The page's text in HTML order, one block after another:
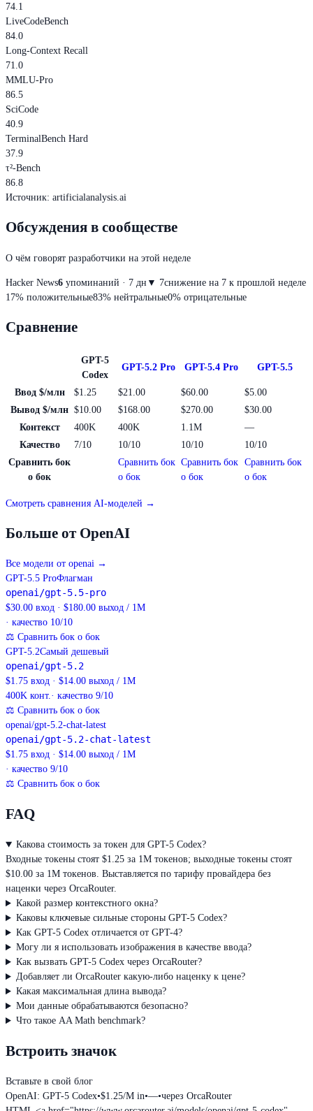
74.1
LiveCodeBench
84.0
Long-Context Recall
71.0
MMLU-Pro
86.5
SciCode
40.9
TerminalBench Hard
37.9
τ²-Bench
86.8
Источник: artificialanalysis.ai
Обсуждения в сообществе
О чём говорят разработчики на этой неделе
Hacker News6 упоминаний · 7 дн ▼ 7снижение на 7 к прошлой неделе
17% положительные83% нейтральные0% отрицательные
Сравнение
GPT-5
Codex
GPT-5.2 Pro GPT-5.4 Pro GPT-5.5
Ввод $/млн $1.25 $21.00 $60.00
$5.00
Вывод $/млн $10.00 $168.00 $270.00
$30.00
Контекст
400K 400K 1.1M
—
Качество
7/10 10/10 10/10
10/10
Сравнить бок
о бок
Сравнить бок
о бок
Сравнить бок
о бок
Сравнить бок
о бок
Смотреть сравнения AI-моделей →
Больше от OpenAI
Все модели от openai →
GPT-5.5 ProФлагман
openai/gpt-5.5-pro
$30.00 вход · $180.00 выход / 1M
· качество 10/10
⚖ Сравнить бок о бок
GPT-5.2Самый дешевый
openai/gpt-5.2
$1.75 вход · $14.00 выход / 1M
400K конт.· качество 9/10
⚖ Сравнить бок о бок
openai/gpt-5.2-chat-latest
openai/gpt-5.2-chat-latest
$1.75 вход · $14.00 выход / 1M
· качество 9/10
⚖ Сравнить бок о бок
FAQ
Какова стоимость за токен для GPT-5 Codex?
Входные токены стоят $1.25 за 1M токенов; выходные токены стоят
$10.00 за 1M токенов. Выставляется по тарифу провайдера без
наценки через OrcaRouter.
Какой размер контекстного окна?
Каковы ключевые сильные стороны GPT-5 Codex?
Как GPT-5 Codex отличается от GPT-4?
Могу ли я использовать изображения в качестве ввода?
Как вызвать GPT-5 Codex через OrcaRouter?
Добавляет ли OrcaRouter какую-либо наценку к цене?
Какая максимальная длина вывода?
Мои данные обрабатываются безопасно?
Что такое AA Math benchmark?
Встроить значок
Вставьте в свой блог
OpenAI: GPT-5 Codex•$1.25/M in•—•через OrcaRouter